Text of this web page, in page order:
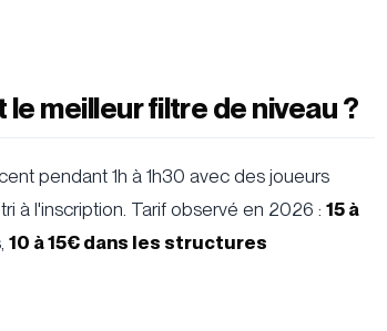
meilleur filtre de niveau ?
pendant 1h à 1h30 avec des joueurs
à l'inscription. Tarif observé en 2026 : 15 à
10 à 15€ dans les structures